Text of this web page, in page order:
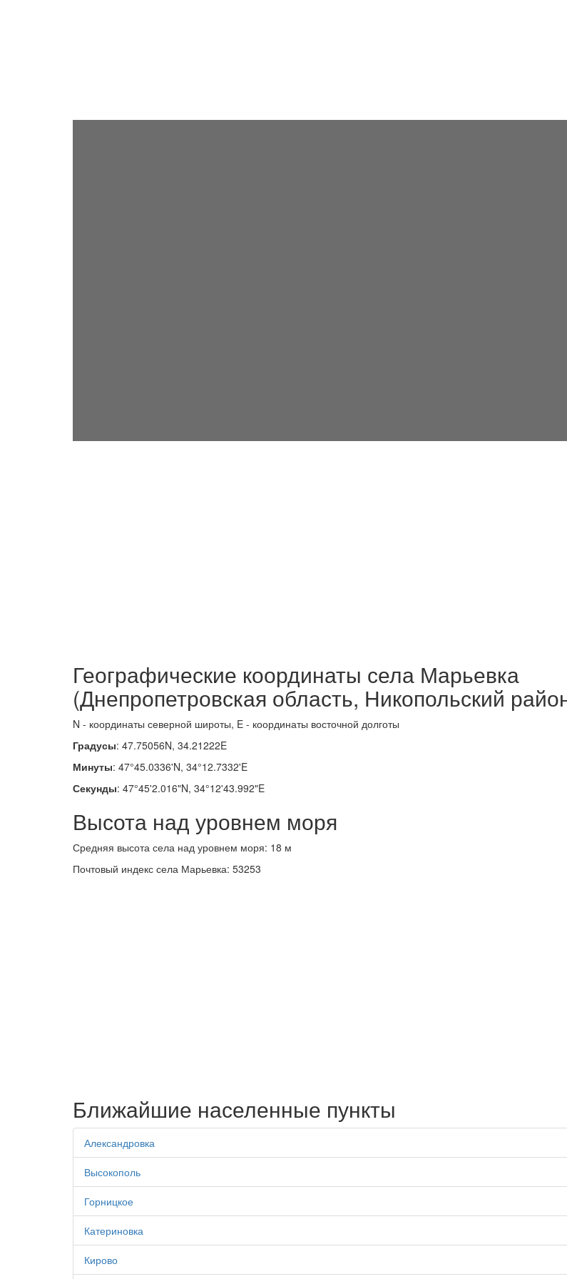
Географические координаты села Марьевка
(Днепропетровская область, Никопольский
N - координаты северной широты, E - координаты восточной долготы
Градусы: 47.75056N, 34.21222E
Минуты: 47°45.0336'N, 34°12.7332'E
Секунды: 47°45'2.016"N, 34°12'43.992"E
Высота над уровнем моря
Средняя высота села над уровнем моря: 18 м
Почтовый индекс села Марьевка: 53253
Ближайшие населенные пункты
Александровка
Высокополь
Горницкое
Катериновка
Кирово